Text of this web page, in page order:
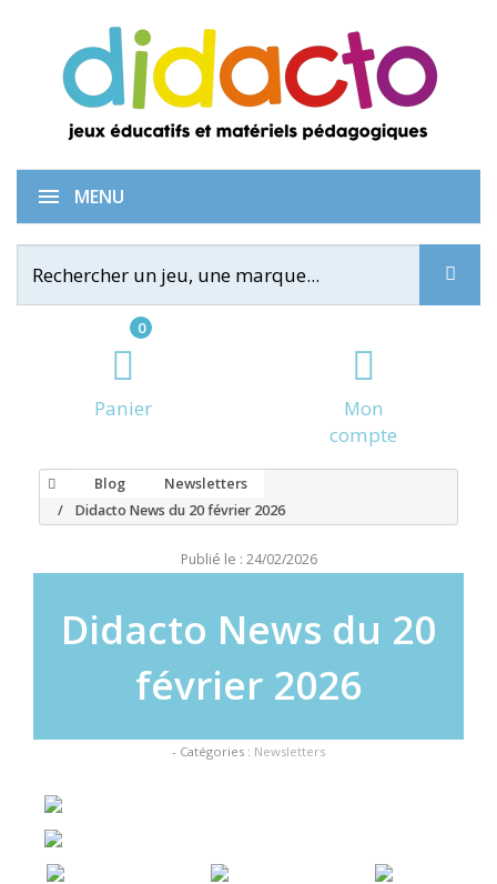
0
Panier
Mon
compte
MENU
Blog Newsletters
Didacto News du 20 février 2026
Publié le : 24/02/2026
Didacto News du 20
février 2026
- Catégories : Newsletters